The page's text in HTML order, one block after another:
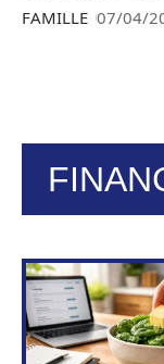
FAMILLE 07/04/